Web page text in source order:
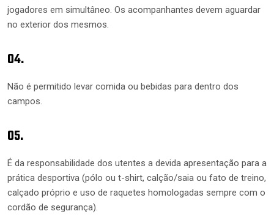
jogadores em simultâneo. Os acompanhantes devem aguardar
no exterior dos mesmos.
04.
Não é permitido levar comida ou bebidas para dentro dos
campos.
05.
É da responsabilidade dos utentes a devida apresentação para a
prática desportiva (pólo ou t-shirt, calção/saia ou fato de treino,
calçado próprio e uso de raquetes homologadas sempre com o
cordão de segurança).